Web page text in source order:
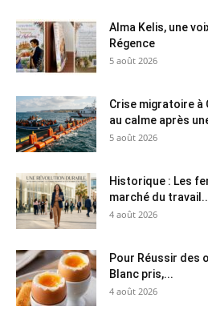
Alma Kelis, une
Régence
5 août 2026
Crise migratoire
au calme après
5 août 2026
Historique : Les
marché du
4 août 2026
Pour Réussir des
Blanc pris,...
4 août 2026